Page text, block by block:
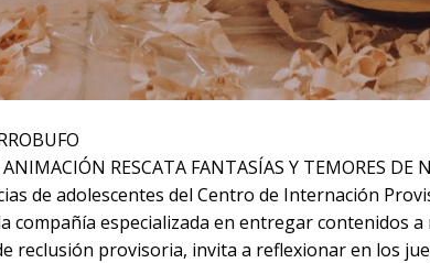
RESCATA FANTASÍAS Y TEMORES DE
de adolescentes del Centro de Internación
la compañía especializada en entregar contenidos
reclusión provisoria, invita a reflexionar en los